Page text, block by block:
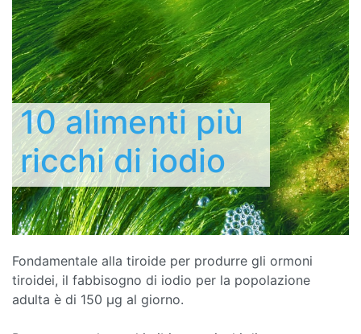
10 alimenti più
ricchi di iodio
Fondamentale alla tiroide per produrre gli ormoni
tiroidei, il fabbisogno di iodio per la popolazione
adulta è di 150 µg al giorno.